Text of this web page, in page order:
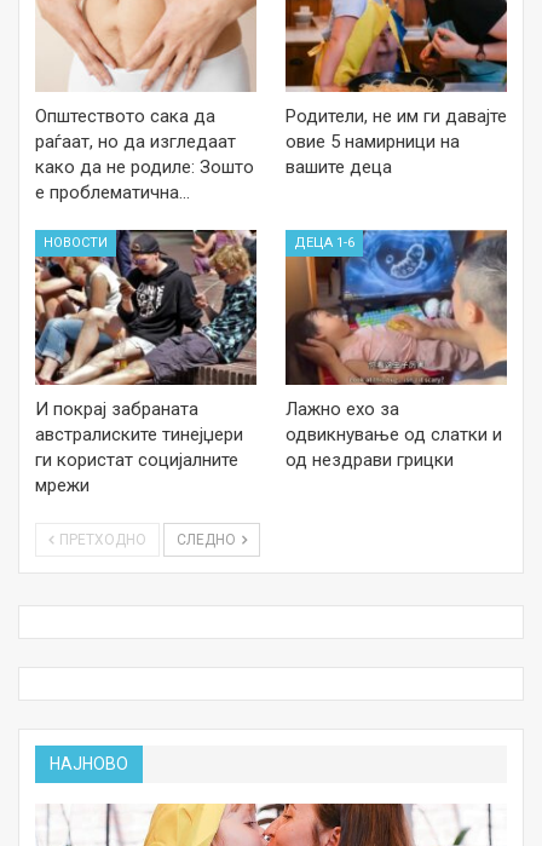
Општеството сака да
раѓаат, но да изгледаат
како да не родиле: Зошто
е проблематична…
Родители, не им ги давајте
овие 5 намирници на
вашите деца
НОВОСТИ
И покрај забраната
австралиските тинејџери
ги користат социјалните
мрежи
ДЕЦА 1-6
Лажно ехо за
одвикнување од слатки и
од нездрави грицки
ПРЕТХОДНО СЛЕДНО
НАЈНОВО